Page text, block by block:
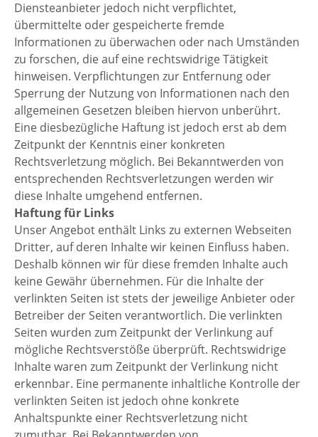
Diensteanbieter jedoch nicht verpflichtet,
übermittelte oder gespeicherte fremde
Informationen zu überwachen oder nach Umständen
zu forschen, die auf eine rechtswidrige Tätigkeit
hinweisen. Verpflichtungen zur Entfernung oder
Sperrung der Nutzung von Informationen nach den
allgemeinen Gesetzen bleiben hiervon unberührt.
Eine diesbezügliche Haftung ist jedoch erst ab dem
Zeitpunkt der Kenntnis einer konkreten
Rechtsverletzung möglich. Bei Bekanntwerden von
entsprechenden Rechtsverletzungen werden wir
diese Inhalte umgehend entfernen.
Haftung für Links
Unser Angebot enthält Links zu externen Webseiten
Dritter, auf deren Inhalte wir keinen Einfluss haben.
Deshalb können wir für diese fremden Inhalte auch
keine Gewähr übernehmen. Für die Inhalte der
verlinkten Seiten ist stets der jeweilige Anbieter oder
Betreiber der Seiten verantwortlich. Die verlinkten
Seiten wurden zum Zeitpunkt der Verlinkung auf
mögliche Rechtsverstöße überprüft. Rechtswidrige
Inhalte waren zum Zeitpunkt der Verlinkung nicht
erkennbar. Eine permanente inhaltliche Kontrolle der
verlinkten Seiten ist jedoch ohne konkrete
Anhaltspunkte einer Rechtsverletzung nicht